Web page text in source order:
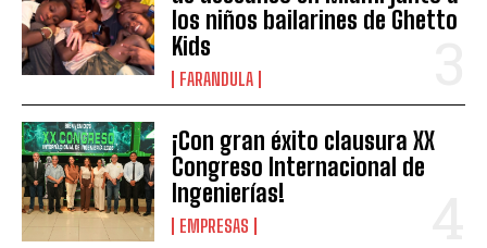
los niños bailarines de Ghetto
Kids
FARANDULA
¡Con gran éxito clausura XX
Congreso Internacional de
Ingenierías!
EMPRESAS